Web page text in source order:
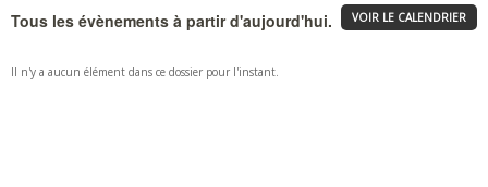
VOIR LE CALENDRIER
Tous les évènements à partir d'aujourd'hui.
Il n'y a aucun élément dans ce dossier pour l'instant.